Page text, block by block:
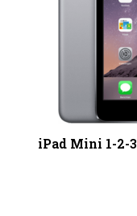
iPad Mini 1-2-3